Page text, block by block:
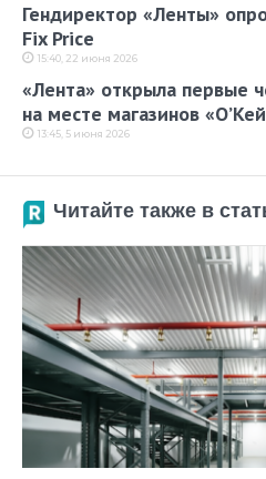
Гендиректор «Ленты»
Fix Price
15:40, 22 июня 2026
«Лента» открыла первые
на месте магазинов
13:45, 5 июня 2026
Читайте также в